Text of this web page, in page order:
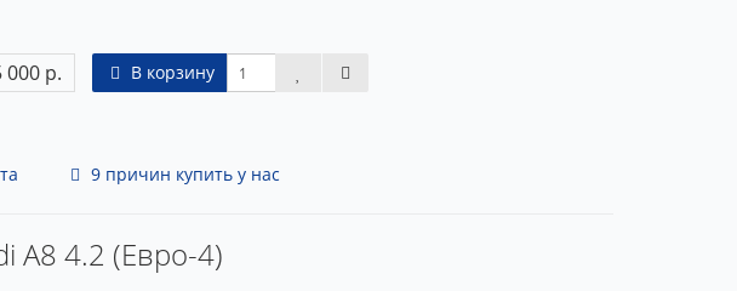
000 р. В корзину
9 причин купить у нас
A8 4.2 (Евро-4)